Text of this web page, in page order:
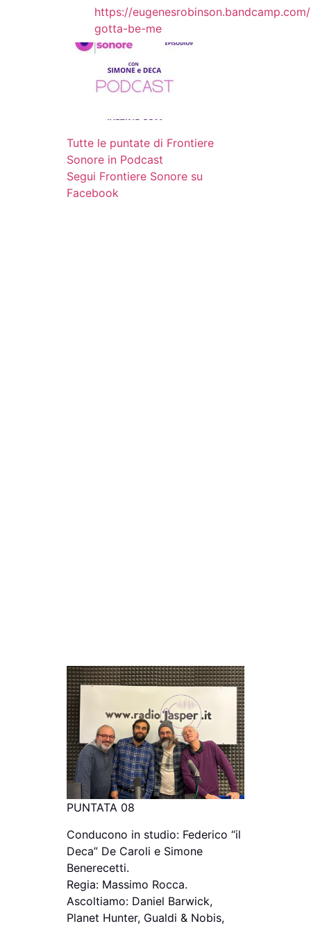
https://
gotta-be-me
Tutte le puntate di Frontiere
Sonore in Podcast
Segui Frontiere Sonore su
Facebook
PUNTATA 08
Conducono in studio: Federico “il
Deca” De Caroli e Simone
Benerecetti.
Regia: Massimo Rocca.
Ascoltiamo: Daniel Barwick,
Planet Hunter, Gualdi & Nobis,